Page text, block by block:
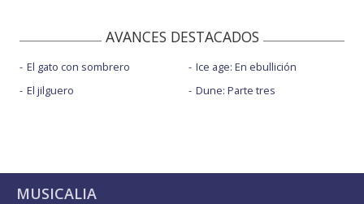
AVANCES DESTACADOS
El gato con sombrero
El jilguero
Ice age: En ebullición
Dune: Parte tres
MUSICALIA